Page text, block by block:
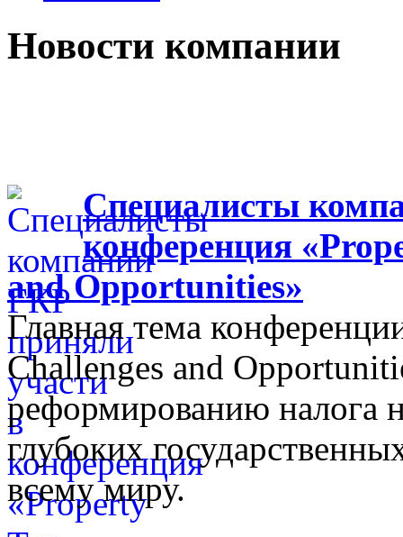
Новости компании
Специалисты
конференция
and Opportunities»
Главная тема
Challenges and
реформированию налога
глубоких
всему миру.